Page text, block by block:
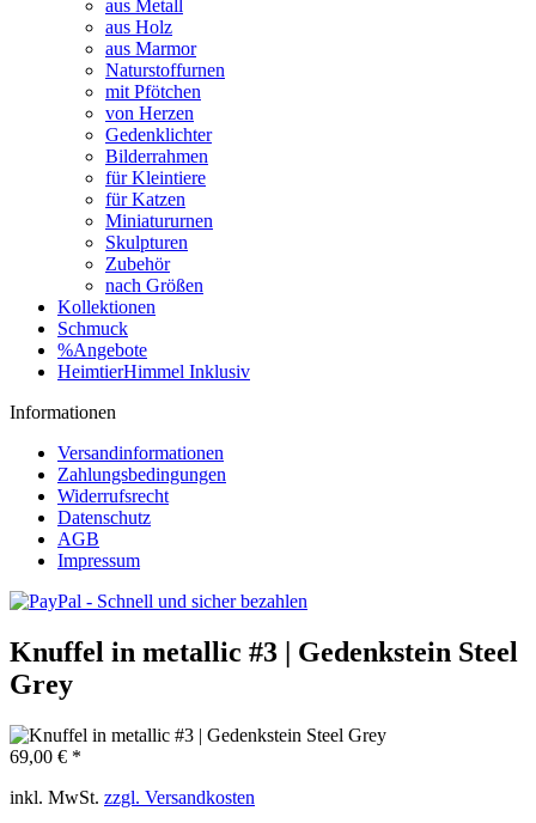
aus Metall
aus Holz
aus Marmor
Naturstoffurnen
mit Pfötchen
von Herzen
Gedenklichter
Bilderrahmen
für Kleintiere
für Katzen
Miniatururnen
Skulpturen
Zubehör
nach Größen
Kollektionen
Schmuck
%Angebote
HeimtierHimmel Inklusiv
Informationen
Versandinformationen
Zahlungsbedingungen
Widerrufsrecht
Datenschutz
AGB
Impressum
Knuffel in metallic #3 | Gedenkstein Steel
Grey
69,00 € *
inkl. MwSt. zzgl. Versandkosten